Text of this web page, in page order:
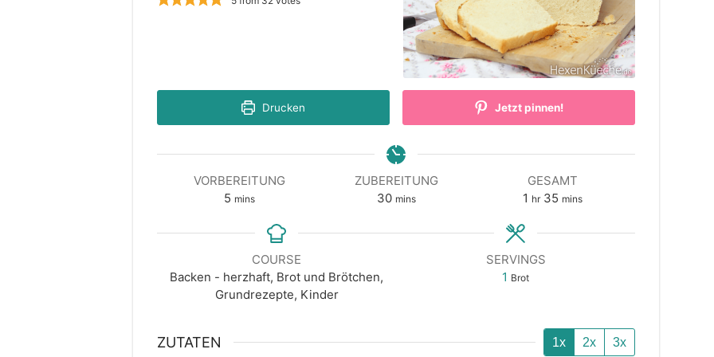
Drucken Jetzt pinnen!
VORBEREITUNG
5minutes
mins
ZUBEREITUNG
30minutes
mins
GESAMT
1 hour
hr 35 minutes
mins
COURSE
Backen - herzhaft, Brot und Brötchen,
Grundrezepte, Kinder
SERVINGS
1 Brot
ZUTATEN 1x 2x 3x